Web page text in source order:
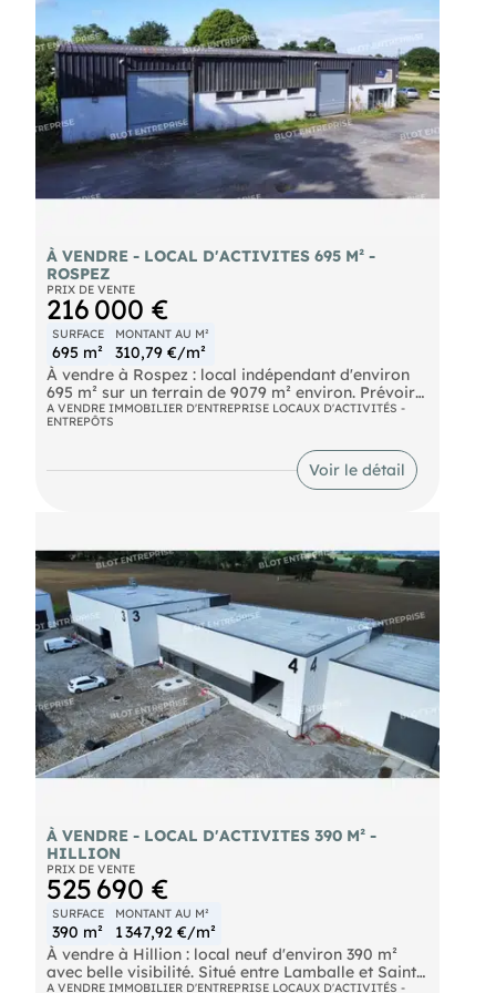
// Programme neuf // normes actuelles Prix de
vente : 435 000 € HT Réf. dossier : 1535 //
Contactez-nous pour en savoir plus ! (EI) Agee
- Numéro RSAC : 411 661 960
- RENNES.
À VENDRE - LOCAL D'ACTIVITES 695 M² -
ROSPEZ
PRIX DE VENTE
216 000 €
SURFACE
695 m²
MONTANT AU M²
310,79 €/m²
À vendre à Rospez : local indépendant d'environ
695 m² sur un terrain de 9079 m² environ. Prévoir
travaux de rénovation. Découvrez ce local
d'activités comprenant :
- Hauteur sous faîtage de 5,75 m et sous sablière
bardage métallique offrent une isolation efficace.
Parmi les points forts de ce bien : grand terrain
pour stockage, voirie lourde, beau potentiel,
chauffage électrique. Les informations sur les
risques naturels, miniers, ou technologiques,
auxquels ces biens sont exposés, sont disponibles
sur le site
A VENDRE IMMOBILIER D'ENTREPRISE LOCAUX D'ACTIVITÉS -
ENTREPÔTS
Voir le détail
À VENDRE - LOCAL D'ACTIVITES 390 M² -
HILLION
PRIX DE VENTE
525 690 €
SURFACE
390 m²
MONTANT AU M²
1 347,92 €/m²
À vendre à Hillion : local neuf d'environ 390 m²
avec belle visibilité. Situé entre Lamballe et Saint-
A VENDRE IMMOBILIER D'ENTREPRISE LOCAUX D'ACTIVITÉS -